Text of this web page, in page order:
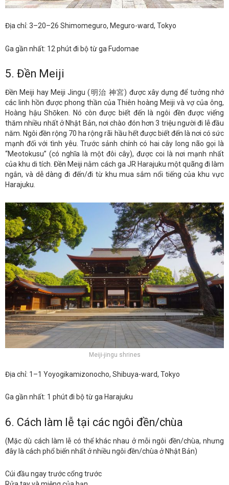
Địa chỉ: 3–20–26 Shimomeguro, Meguro-ward, Tokyo
Ga gần nhất: 12 phút đi bộ từ ga Fudomae
5. Đền Meiji
Đền Meiji hay Meiji Jingu (明治 神宮) được xây dựng để tưởng nhớ
các linh hồn được phong thần của Thiên hoàng Meiji và vợ của ông,
Hoàng hậu Shōken. Nó còn được biết đến là ngôi đền được viếng
thăm nhiều nhất ở Nhật Bản, nơi chào đón hơn 3 triệu người đi lễ đầu
năm. Ngôi đền rộng 70 ha rộng rãi hầu hết được biết đến là nơi có sức
mạnh đối với tình yêu. Trước sảnh chính có hai cây long não gọi là
“Meotokusu” (có nghĩa là một đôi cây), được coi là nơi mạnh nhất
của khu di tích. Đền Meiji nằm cách ga JR Harajuku một quãng đi làm
ngắn, và dễ dàng đi đến/đi từ khu mua sắm nổi tiếng của khu vực
Harajuku.
Meiji-jingu shrines
Địa chỉ: 1–1 Yoyogikamizonocho, Shibuya-ward, Tokyo
Ga gần nhất: 1 phút đi bộ từ ga Harajuku
6. Cách làm lễ tại các ngôi đền/chùa
(Mặc dù cách làm lễ có thể khác nhau ở mỗi ngôi đền/chùa, nhưng
đây là cách phổ biến nhất ở nhiều ngôi đền/chùa ở Nhật Bản)
Cúi đầu ngay trước cổng trước